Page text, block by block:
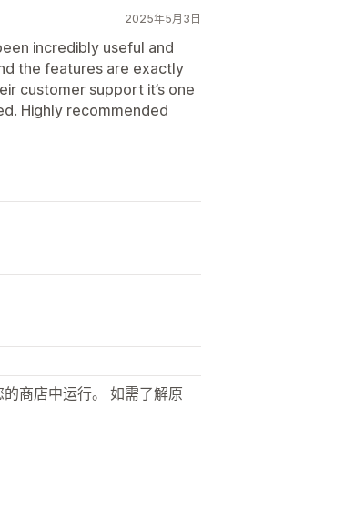
2025年5月3日
incredibly useful and
the features are exactly
customer support it’s one
Highly recommended
商店中运行。 如需了解原